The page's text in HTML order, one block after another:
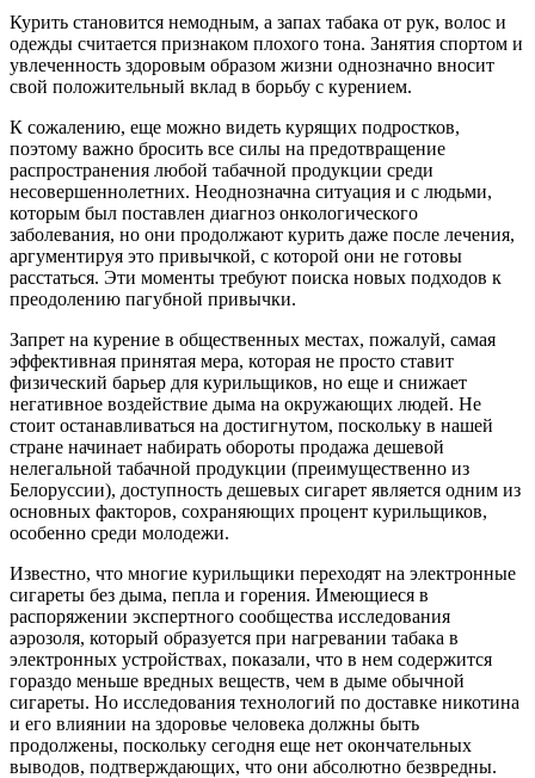
Курить становится немодным, а запах табака от рук, волос и
одежды считается признаком плохого тона. Занятия спортом и
увлеченность здоровым образом жизни однозначно вносит
свой положительный вклад в борьбу с курением.
К сожалению, еще можно видеть курящих подростков,
поэтому важно бросить все силы на предотвращение
распространения любой табачной продукции среди
несовершеннолетних. Неоднозначна ситуация и с людьми,
которым был поставлен диагноз онкологического
заболевания, но они продолжают курить даже после лечения,
аргументируя это привычкой, с которой они не готовы
расстаться. Эти моменты требуют поиска новых подходов к
преодолению пагубной привычки.
Запрет на курение в общественных местах, пожалуй, самая
эффективная принятая мера, которая не просто ставит
физический барьер для курильщиков, но еще и снижает
негативное воздействие дыма на окружающих людей. Не
стоит останавливаться на достигнутом, поскольку в нашей
стране начинает набирать обороты продажа дешевой
нелегальной табачной продукции (преимущественно из
Белоруссии), доступность дешевых сигарет является одним из
основных факторов, сохраняющих процент курильщиков,
особенно среди молодежи.
Известно, что многие курильщики переходят на электронные
сигареты без дыма, пепла и горения. Имеющиеся в
распоряжении экспертного сообщества исследования
аэрозоля, который образуется при нагревании табака в
электронных устройствах, показали, что в нем содержится
гораздо меньше вредных веществ, чем в дыме обычной
сигареты. Но исследования технологий по доставке никотина
и его влиянии на здоровье человека должны быть
продолжены, поскольку сегодня еще нет окончательных
выводов, подтверждающих, что они абсолютно безвредны.